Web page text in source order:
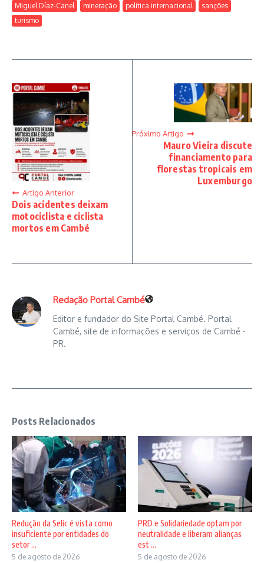
Miguel Díaz-Canel
mineração política internacional
sanções
turismo
Artigo Anterior
Dois acidentes deixam
motociclista e ciclista
mortos em Cambé
Próximo Artigo
Mauro Vieira discute
financiamento para
florestas tropicais em
Luxemburgo
Redação Portal Cambé
Editor e fundador do Site Portal Cambé. Portal
Cambé, site de informações e serviços de Cambé -
PR.
Posts Relacionados
Redução da Selic é vista como
insuficiente por entidades do
setor ...
5 de agosto de 2026
PRD e Solidariedade optam por
neutralidade e liberam alianças
est ...
5 de agosto de 2026